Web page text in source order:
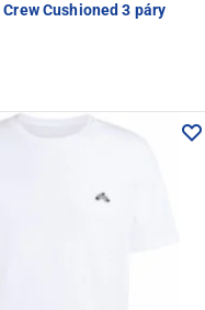
Cushioned 3 páry